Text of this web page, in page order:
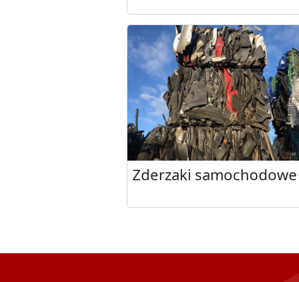
Zderzaki samochodowe